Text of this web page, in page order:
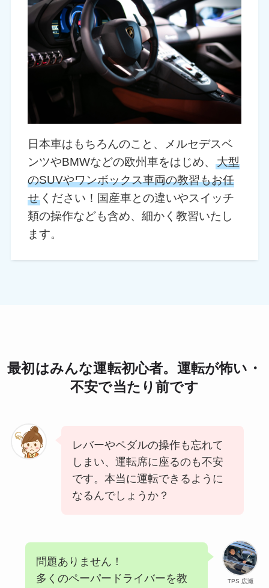
日本車はもちろんのこと、メルセデスベ
ンツやBMWなどの欧州車をはじめ、大型
のSUVやワンボックス車両の教習もお任
せ ください！国産車との違いやスイッチ
類の操作なども含め、細かく教習いたし
ます。
最初はみんな運転初心者。運転が怖い・
不安で当たり前です
レバーやペダルの操作も忘れて
しまい、運転席に座るのも不安
です。本当に運転できるように
なるんでしょうか？
TPS 広瀬
問題ありません！
多くのペーパードライバーを教